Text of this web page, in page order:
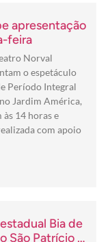
apresentação
feira
Norval
o espetáculo
Período Integral
Jardim América,
às 14 horas e
com apoio
Bia de
São Patrício e